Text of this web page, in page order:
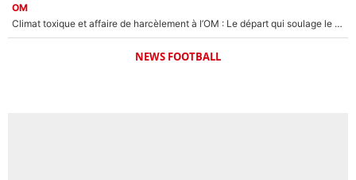
OM
Climat toxique et affaire de harcèlement à l’OM : Le départ qui soulage le vestiaire de Bruno Genesio
NEWS FOOTBALL